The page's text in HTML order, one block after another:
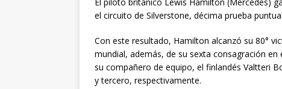
el circuito de Silverstone, décima prueba
Con este resultado, Hamilton alcanzó su 80°
mundial, además, de su sexta consagración
su compañero de equipo, el finlandés Valtteri
y tercero, respectivamente.